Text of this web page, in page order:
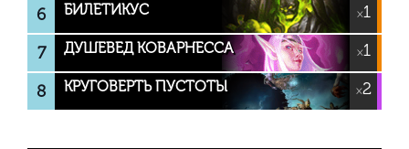
6 БИЛЕТИКУС ×1
7 ДУШЕВЕД КОВАРНЕССА ×1
8 КРУГОВЕРТЬ ПУСТОТЫ ×2